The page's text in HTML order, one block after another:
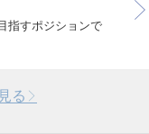
指すポジションで
る